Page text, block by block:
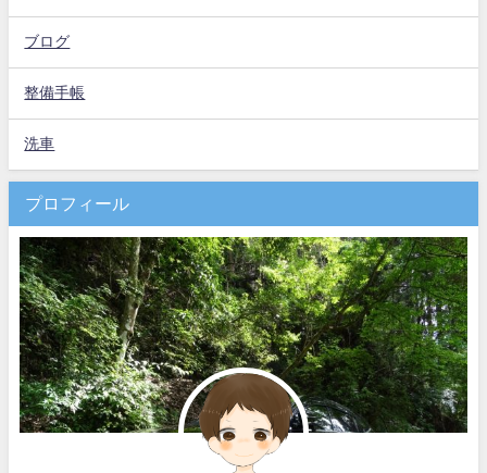
ブログ
整備手帳
洗車
プロフィール